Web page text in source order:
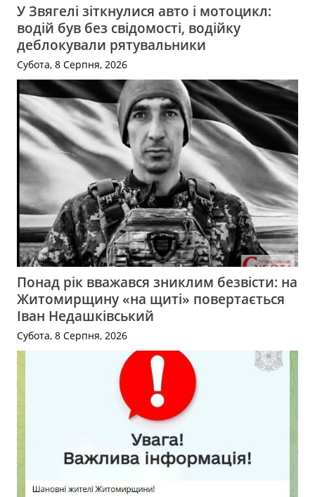
У Звягелі зіткнулися авто і мотоцикл:
водій був без свідомості, водійку
деблокували рятувальники
Субота, 8 Серпня, 2026
Понад рік вважався зниклим безвісти: на
Житомирщину «на щиті» повертається
Іван Недашківський
Субота, 8 Серпня, 2026